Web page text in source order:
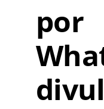
por